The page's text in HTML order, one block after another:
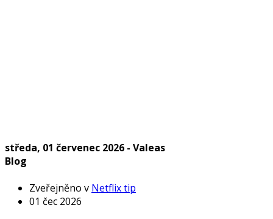
středa, 01 červenec 2026 - Valeas
Blog
Zveřejněno v Netflix tip
01 čec 2026